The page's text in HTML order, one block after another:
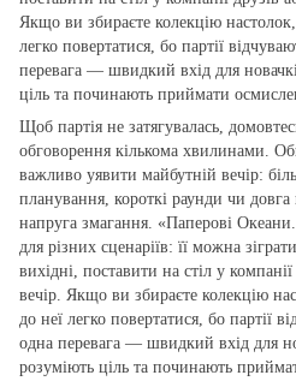
Якщо ви збираєте колекцію
легко повертатися, бо партії
перевага — швидкий вхід для
ціль та починають приймати
Щоб партія не затягувалась,
обговорення кількома хвилинами.
важливо уявити майбутній вечір:
планування, короткі раунди чи довга
напруга змагання. «Паперові
для різних сценаріїв: її можна
вихідні, поставити на стіл у
вечір. Якщо ви збираєте колекцію
до неї легко повертатися, бо партії
одна перевага — швидкий вхід для
розуміють ціль та починають